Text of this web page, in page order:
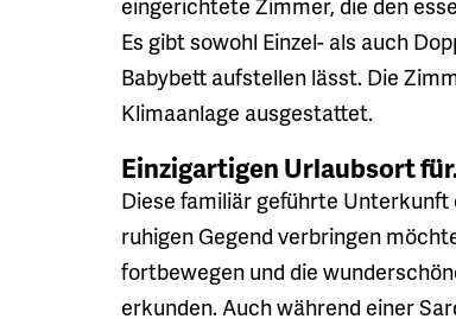
Es gibt sowohl Einzel- als auch
Babybett aufstellen lässt. Die
Klimaanlage ausgestattet.
Einzigartigen Urlaubsort
Diese familiär geführte Unterkunft
ruhigen Gegend verbringen
fortbewegen und die
erkunden. Auch während einer